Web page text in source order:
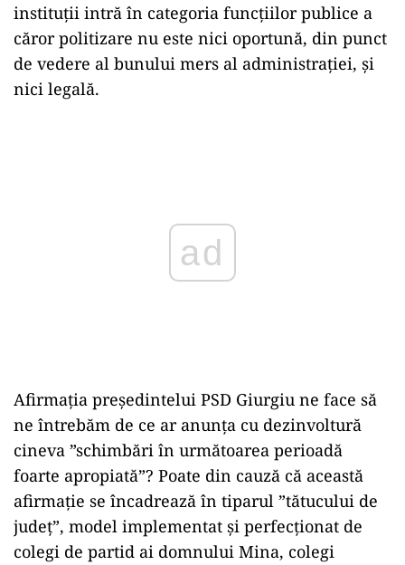
instituții intră în categoria funcțiilor publice a
căror politizare nu este nici oportună, din punct
de vedere al bunului mers al administrației, și
nici legală.
Afirmația președintelui PSD Giurgiu ne face să
ne întrebăm de ce ar anunța cu dezinvoltură
cineva ”schimbări în următoarea perioadă
foarte apropiată”? Poate din cauză că această
afirmație se încadrează în tiparul ”tătucului de
județ”, model implementat și perfecționat de
colegi de partid ai domnului Mina, colegi